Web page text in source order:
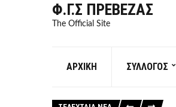
Φ.Γ.Σ ΠΡΈΒΕΖΑΣ
The Official Site
ΑΡΧΙΚΗ ΣΥΛΛΟΓΟΣ